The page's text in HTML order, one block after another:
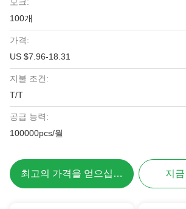
100개
가격:
US $7.96-18.31
지불 조건:
T/T
공급 능력:
100000pcs/월
최고의 가격을 얻으십시오 지